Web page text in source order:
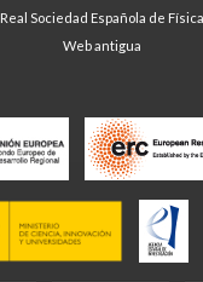
Real Sociedad Española de Física
Web antigua